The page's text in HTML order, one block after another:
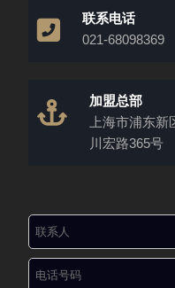
联系电话
021-68098369
加盟总部
上海市浦东新
川宏路365号